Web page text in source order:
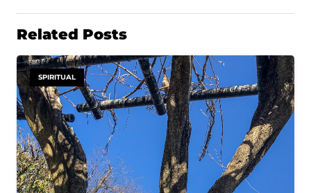
Related Posts
SPIRITUAL